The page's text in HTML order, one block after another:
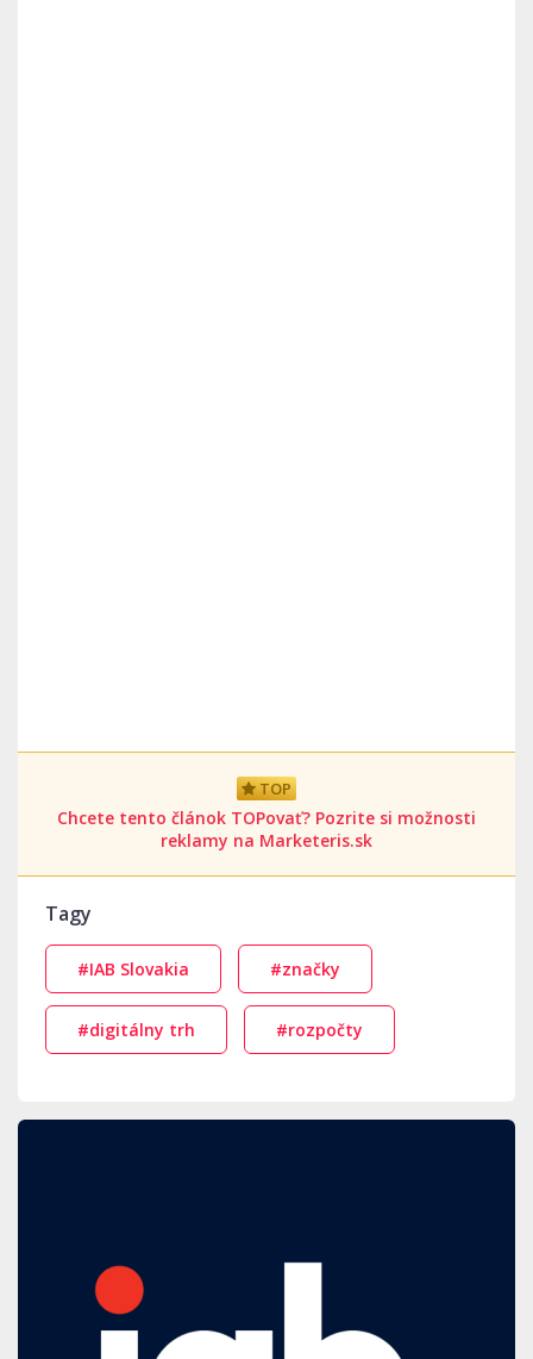
TOP
Chcete tento článok TOPovať? Pozrite si možnosti
reklamy na Marketeris.sk
Tagy
#IAB Slovakia #značky
#digitálny trh #rozpočty